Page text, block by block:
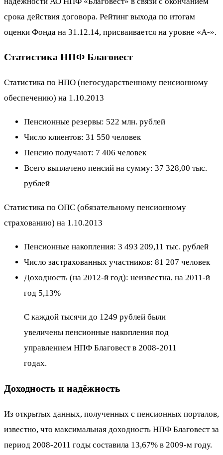
срока действия договора. Рейтинг выхода по итогам
оценки Фонда на 31.12.14, присваивается на уровне «А-».
Статистика НПФ Благовест
Статистика по НПО (негосударственному пенсионному
обеспечению) на 1.10.2013
Пенсионные резервы: 522 млн. рублей
Число клиентов: 31 550 человек
Пенсию получают: 7 406 человек
Всего выплачено пенсий на сумму: 37 328,00 тыс.
рублей
Статистика по ОПС (обязательному пенсионному
страхованию) на 1.10.2013
Пенсионные накопления: 3 493 209,11 тыс. рублей
Число застрахованных участников: 81 207 человек
Доходность (на 2012-й год): неизвестна, на 2011-й
год 5,13%
С каждой тысячи до 1249 рублей были
увеличены пенсионные накопления под
управлением НПФ Благовест в 2008-2011
годах.
Доходность и надёжность
Из открытых данных, полученных с пенсионных порталов,
известно, что максимальная доходность НПФ Благовест за
период 2008-2011 годы составила 13,67% в 2009-м году.